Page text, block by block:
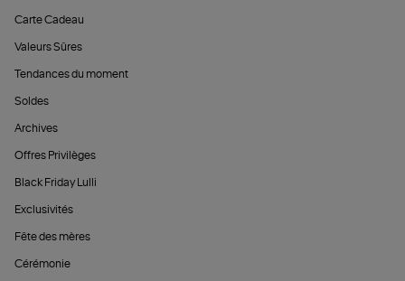
Carte Cadeau
Valeurs Sûres
Tendances du moment
Soldes
Archives
Offres Privilèges
Black Friday Lulli
Exclusivités
Fête des mères
Cérémonie